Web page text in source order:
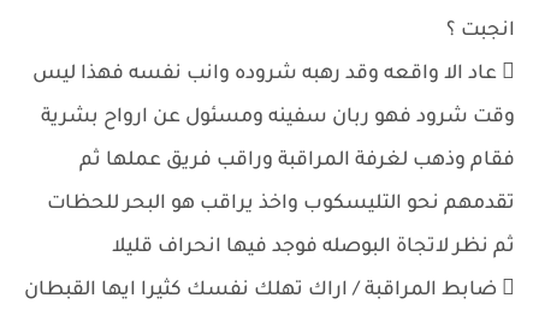
انجبت ؟
 عاد الا واقعه وقد رهبه شروده وانب نفسه فهذا ليس
وقت شرود فهو ربان سفينه ومسئول عن ارواح بشرية
فقام وذهب لغرفة المراقبة وراقب فريق عملها ثم
تقدمهم نحو التليسكوب واخذ يراقب هو البحر للحظات
ثم نظر لاتجاة البوصله فوجد فيها انحراف قليلا
 ضابط المراقبة / اراك تهلك نفسك كثيرا ايها القبطان